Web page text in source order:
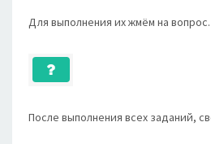
Для выполнения их жмём на вопрос.
После выполнения всех заданий,